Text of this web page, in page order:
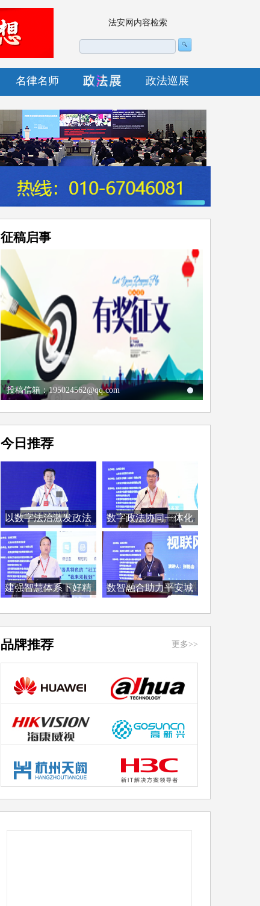
法安网内容检索
名律名师 政法巡展
征稿启事
投稿信箱：195024562@qq.com
今日推荐
以数字法治激发政法
工...
数字政法协同一体化
取...
建强智慧体系下好精
数智融合助力平安城
品牌推荐 更多>>